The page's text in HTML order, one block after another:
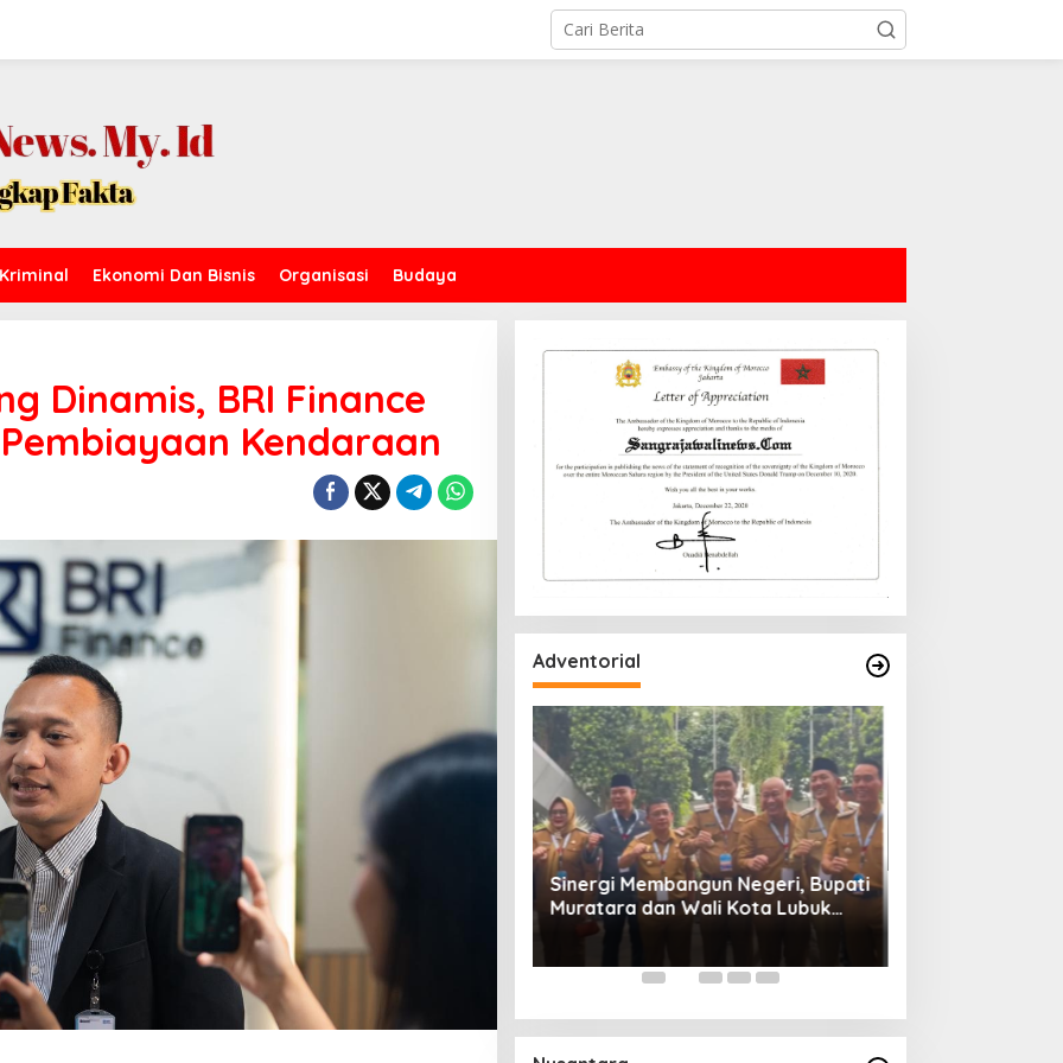
Ekonomi Dan Bisnis Organisasi Budaya
Dinamis, BRI Finance
Kendaraan
Adventorial
Polsek Celala Gotong Royong
Meunasah dan Pembuatan Sumur
Bor Bantuan Kapolres Aceh
Tengah di Kuyun Uken
Sinergi Membangun Negeri, Bupati
Muratara dan Wali Kota Lubuk
Linggau Hadiri Rakornas 2026 Di